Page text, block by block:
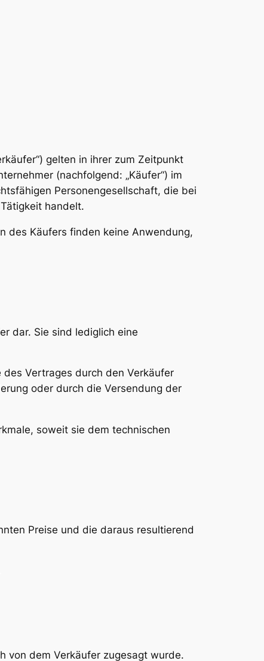
gelten in ihrer zum Zeitpunkt
(nachfolgend: „Käufer“) im
Personengesellschaft, die bei
handelt.
des Käufers finden keine Anwendung,
dar. Sie sind lediglich eine
Vertrages durch den Verkäufer
oder durch die Versendung der
soweit sie dem technischen
Preise und die daraus resultierend
von dem Verkäufer zugesagt wurde.